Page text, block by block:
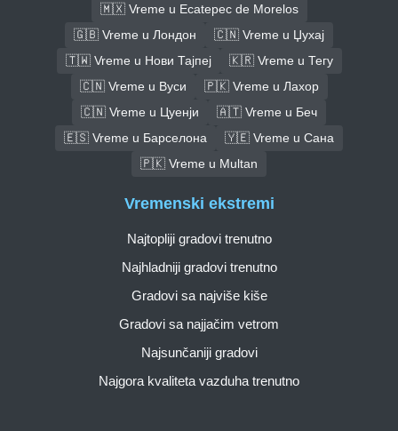
🇲🇽 Vreme u Ecatepec de Morelos
🇬🇧 Vreme u Лондон
🇨🇳 Vreme u Џухај
🇹🇼 Vreme u Нови Тајпеј
🇰🇷 Vreme u Тегу
🇨🇳 Vreme u Вуси
🇵🇰 Vreme u Лахор
🇨🇳 Vreme u Цуенји
🇦🇹 Vreme u Беч
🇪🇸 Vreme u Барселона
🇾🇪 Vreme u Сана
🇵🇰 Vreme u Multan
Vremenski ekstremi
Najtopliji gradovi trenutno
Najhladniji gradovi trenutno
Gradovi sa najviše kiše
Gradovi sa najjačim vetrom
Najsunčaniji gradovi
Najgora kvaliteta vazduha trenutno